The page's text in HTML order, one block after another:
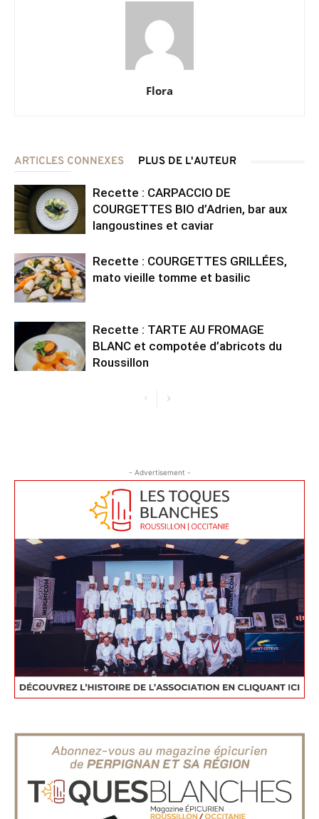
Flora
ARTICLES CONNEXES PLUS DE L'AUTEUR
Recette : CARPACCIO DE
COURGETTES BIO d’Adrien, bar aux
langoustines et caviar
Recette : COURGETTES GRILLÉES,
mato vieille tomme et basilic
Recette : TARTE AU FROMAGE
BLANC et compotée d’abricots du
Roussillon
- Advertisement -